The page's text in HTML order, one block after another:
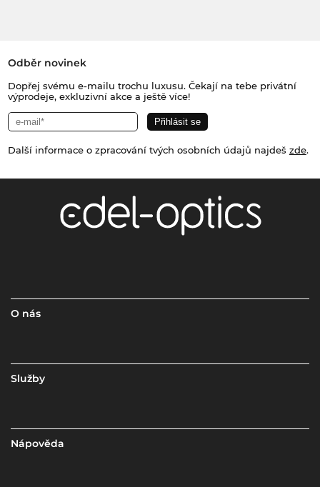
Odběr novinek
Dopřej svému e-mailu trochu luxusu. Čekají na tebe privátní
výprodeje, exkluzivní akce a ještě více!
Další informace o zpracování tvých osobních údajů najdeš zde.
O nás
Služby
Nápověda